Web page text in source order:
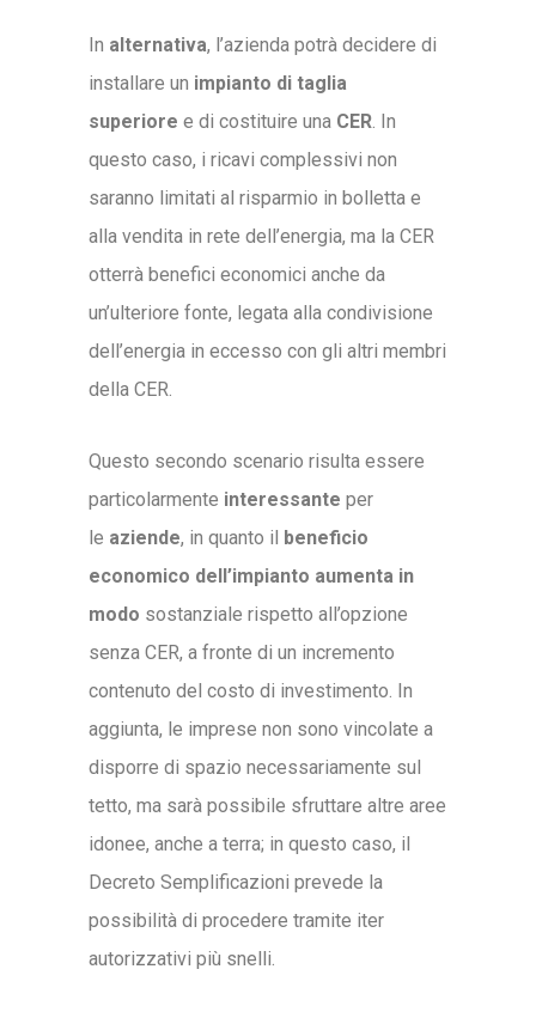
In alternativa, l’azienda potrà decidere di
installare un impianto di taglia
superiore e di costituire una CER. In
questo caso, i ricavi complessivi non
saranno limitati al risparmio in bolletta e
alla vendita in rete dell’energia, ma la CER
otterrà benefici economici anche da
un’ulteriore fonte, legata alla condivisione
dell’energia in eccesso con gli altri membri
della CER.
Questo secondo scenario risulta essere
particolarmente interessante per
le aziende, in quanto il beneficio
economico dell’impianto aumenta in
modo sostanziale rispetto all’opzione
senza CER, a fronte di un incremento
contenuto del costo di investimento. In
aggiunta, le imprese non sono vincolate a
disporre di spazio necessariamente sul
tetto, ma sarà possibile sfruttare altre aree
idonee, anche a terra; in questo caso, il
Decreto Semplificazioni prevede la
possibilità di procedere tramite iter
autorizzativi più snelli.